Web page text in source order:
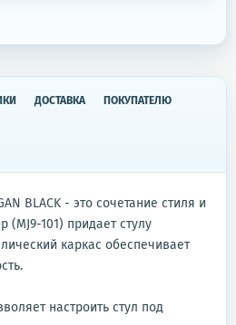
ДОСТАВКА ПОКУПАТЕЛЮ
BLACK - это сочетание стиля и
101) придает стулу
каркас обеспечивает
настроить стул под